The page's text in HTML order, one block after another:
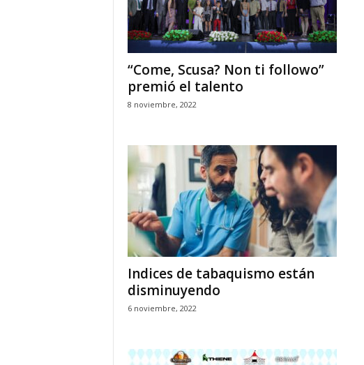
“Come, Scusa? Non ti followo”
premió el talento
8 noviembre, 2022
Indices de tabaquismo están
disminuyendo
6 noviembre, 2022